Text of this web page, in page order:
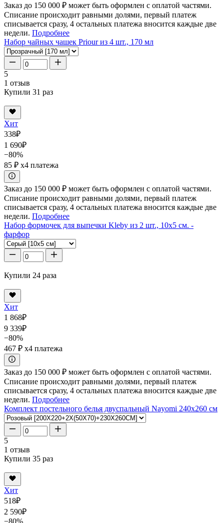
Заказ до 150 000 ₽ может быть оформлен с оплатой частями.
Списание происходит равными долями, первый платеж
списывается сразу, 4 остальных платежа вносится каждые две
недели. Подробнее
Набор чайных чашек Priour из 4 шт., 170 мл
5
1 отзыв
Купили 31 раз
Хит
338₽
1 690₽
−80%
85 ₽ x4 платежа
Заказ до 150 000 ₽ может быть оформлен с оплатой частями.
Списание происходит равными долями, первый платеж
списывается сразу, 4 остальных платежа вносится каждые две
недели. Подробнее
Набор формочек для выпечки Kleby из 2 шт., 10x5 см. -
фарфор
Купили 24 раза
Хит
1 868₽
9 339₽
−80%
467 ₽ x4 платежа
Заказ до 150 000 ₽ может быть оформлен с оплатой частями.
Списание происходит равными долями, первый платеж
списывается сразу, 4 остальных платежа вносится каждые две
недели. Подробнее
Комплект постельного белья двуспальный Nayomi 240x260 см
5
1 отзыв
Купили 35 раз
Хит
518₽
2 590₽